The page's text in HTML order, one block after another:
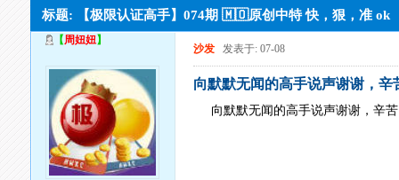
标题: 【极限认证高手】074期 🇲🇴原创中特 快，狠，准 ok
【周妞妞】
沙发 发表于: 07-08
向默默无闻的高手说声谢谢，辛
向默默无闻的高手说声谢谢，辛